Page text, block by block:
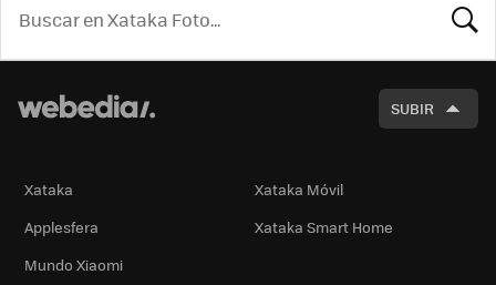
SUBIR
Xataka
Xataka Móvil
Applesfera
Xataka Smart Home
Mundo Xiaomi